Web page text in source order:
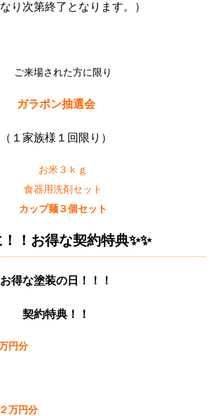
なり次第終了となります。）
ご来場された方に限り
ガラポン抽選会
（１家族様１回限り）
お米３ｋｇ
食器用洗剤セット
カップ麺３個セット
！お得な契約特典✨✨
お得な塗装の日！！！
契約特典！！
円分
万円分